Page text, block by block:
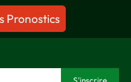
Pronostics